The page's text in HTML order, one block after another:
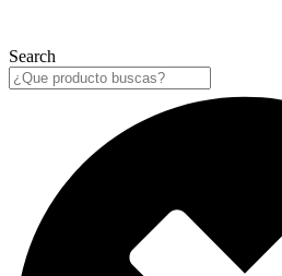
Search